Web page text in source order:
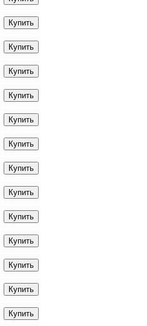
Купить
Купить
Купить
Купить
Купить
Купить
Купить
Купить
Купить
Купить
Купить
Купить
Купить